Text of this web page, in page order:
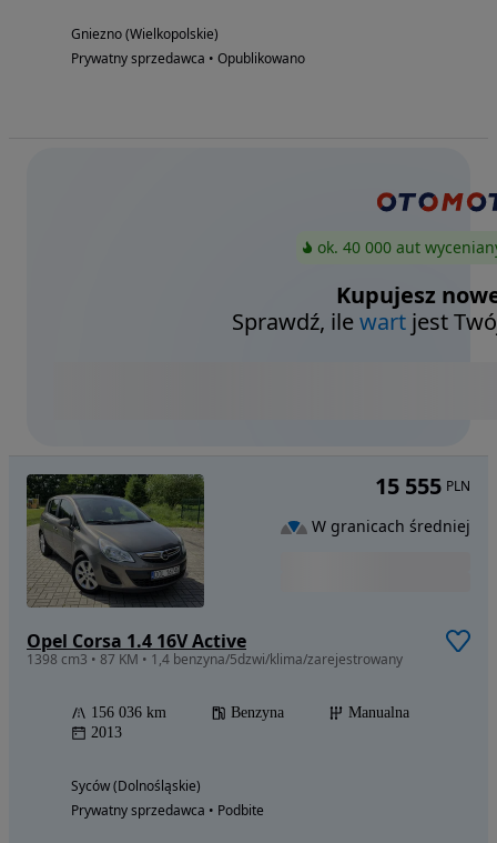
Gniezno (Wielkopolskie)
Prywatny sprzedawca • Opublikowano
ok. 40 000 aut
Kupujesz
Sprawdź, ilewart jest
Opel Corsa 1.4 16V Active
1398 cm3 • 87 KM • 1,4 benzyna/5dzwi/klima/zarejestrowany
156 036 km Benzyna
Manualna
2013
Syców (Dolnośląskie)
Prywatny sprzedawca • Podbite
15 555 PLN
W granicach średniej